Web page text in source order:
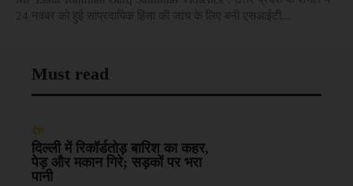
Must read
देश
दिल्ली में रिकॉर्डतोड़ बारिश का कहर,
पेड़ और मकान गिरे; सड़कों पर भरा
पानी